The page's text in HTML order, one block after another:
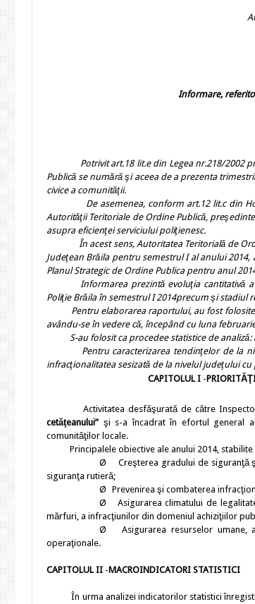
Anexă la Hotărârea
Nr. 3/27
Informare,
Potrivit art.18 lit.e din Legea nr.218/2002
Publică se numără şi aceea de a prezenta
civice a comunităţii.
De asemenea, conform art.12 lit.c din
Autorităţii Teritoriale de Ordine Publică,
asupra eficienţei serviciului poliţienesc.
În acest sens,Autoritatea Teritorială de
Judeţean Brăila pentru semestrul I al anului
Planul Strategic de Ordine Publica pentru anul
Informarea prezintă evoluţia cantitativă
Poliţie Brăila în semestrul I 2014precum şi stadiul
Pentru elaborarea raportului, au fost folosite
avându-se în vedere că, începând cu luna
S-au folosit ca procedee statistice de analiză:
Pentru caracterizarea tendinţelor de la nivel
infracţionalitatea sesizată de la nivelul judeţului cu
CAPITOLUL I -
Activitatea desfăşurată de către
cetăţeanului” şi s-a încadrat în efortul general
comunităţilor locale.
Principalele obiective ale anului 2014, stabilite
Ø
Creşterea gradului de siguranţă
siguranţa rutieră;
Ø Prevenirea şi combaterea
Ø
Asigurarea climatului de
mărfuri, a infracţiunilor din domeniul achiziţiilor
Ø
Asigurarea resurselor
operaţionale.
CAPITOLUL II -MACROINDICATORI STATISTICI
În urma analizei indicatorilor statistici